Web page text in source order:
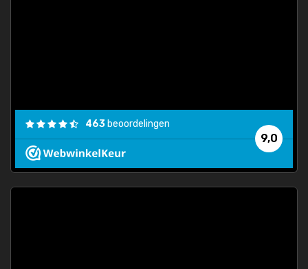
9,0
463 beoordelingen